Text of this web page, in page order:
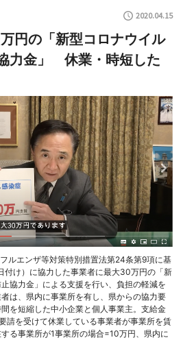
2020.04.15
円の「新型コロナウイル
力金」 休業・時短した
ルエンザ等対策特別措置法第24条第9項に基
付け）に協力した事業者に最大30万円の「新
協力金」による支援を行い、負担の軽減を
は、県内に事業所を有し、県からの協力要
を短縮した中小企業と個人事業主。支給金
請を受けて休業している事業者が事業所を賃
る事業所が1事業所の場合=10万円、県内に